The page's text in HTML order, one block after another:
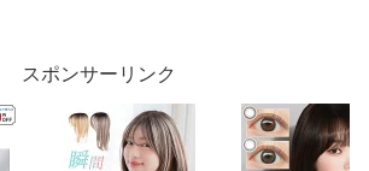
スポンサーリンク